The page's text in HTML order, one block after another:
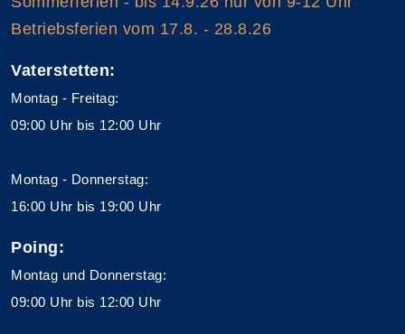
Betriebsferien vom 17.8. - 28.8.26
Vaterstetten:
Montag - Freitag:
09:00 Uhr bis 12:00 Uhr
Montag - Donnerstag:
16:00 Uhr bis 19:00 Uhr
Poing:
Montag und Donnerstag:
09:00 Uhr bis 12:00 Uhr